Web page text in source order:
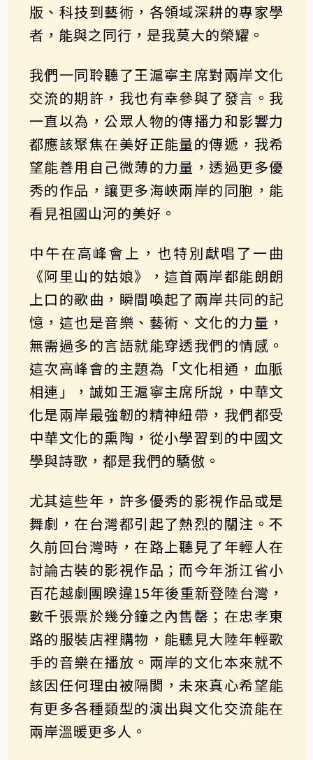
版、科技到藝術，各領域深耕的專家學
者，能與之同行，是我莫大的榮耀。
我們一同聆聽了王滬寧主席對兩岸文化
交流的期許，我也有幸參與了發言。我
一直以為，公眾人物的傳播力和影響力
都應該聚焦在美好正能量的傳遞，我希
望能善用自己微薄的力量，透過更多優
秀的作品，讓更多海峽兩岸的同胞，能
看見祖國山河的美好。
中午在高峰會上，也特別獻唱了一曲
《阿里山的姑娘》，這首兩岸都能朗朗
上口的歌曲，瞬間喚起了兩岸共同的記
憶，這也是音樂、藝術、文化的力量，
無需過多的言語就能穿透我們的情感。
這次高峰會的主題為「文化相通，血脈
相連」，誠如王滬寧主席所說，中華文
化是兩岸最強韌的精神紐帶，我們都受
中華文化的熏陶，從小學習到的中國文
學與詩歌，都是我們的驕傲。
尤其這些年，許多優秀的影視作品或是
舞劇，在台灣都引起了熱烈的關注。不
久前回台灣時，在路上聽見了年輕人在
討論古裝的影視作品；而今年浙江省小
百花越劇團睽違15年後重新登陸台灣，
數千張票於幾分鐘之內售罄；在忠孝東
路的服裝店裡購物，能聽見大陸年輕歌
手的音樂在播放。兩岸的文化本來就不
該因任何理由被隔閡，未來真心希望能
有更多各種類型的演出與文化交流能在
兩岸溫暖更多人。